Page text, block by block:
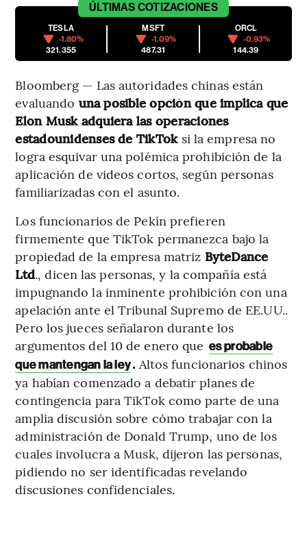
ÚLTIMAS COTIZACIONES
TESLA
-1.80%
321.355
MSFT
-1.09%
487.31
ORCL
-0.93%
144.39
Bloomberg — Las autoridades chinas están
evaluando una posible opción que implica que
Elon Musk adquiera las operaciones
estadounidenses de TikTok si la empresa no
logra esquivar una polémica prohibición de la
aplicación de videos cortos, según personas
familiarizadas con el asunto.
Los funcionarios de Pekín prefieren
firmemente que TikTok permanezca bajo la
propiedad de la empresa matriz ByteDance
Ltd., dicen las personas, y la compañía está
impugnando la inminente prohibición con una
apelación ante el Tribunal Supremo de EE.UU..
Pero los jueces señalaron durante los
argumentos del 10 de enero que es probable
que mantengan la ley. Altos funcionarios chinos
ya habían comenzado a debatir planes de
contingencia para TikTok como parte de una
amplia discusión sobre cómo trabajar con la
administración de Donald Trump, uno de los
cuales involucra a Musk, dijeron las personas,
pidiendo no ser identificadas revelando
discusiones confidenciales.